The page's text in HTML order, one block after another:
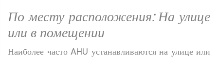
По месту расположения: На улице
или в помещении
Наиболее часто AHU устанавливаются на улице или